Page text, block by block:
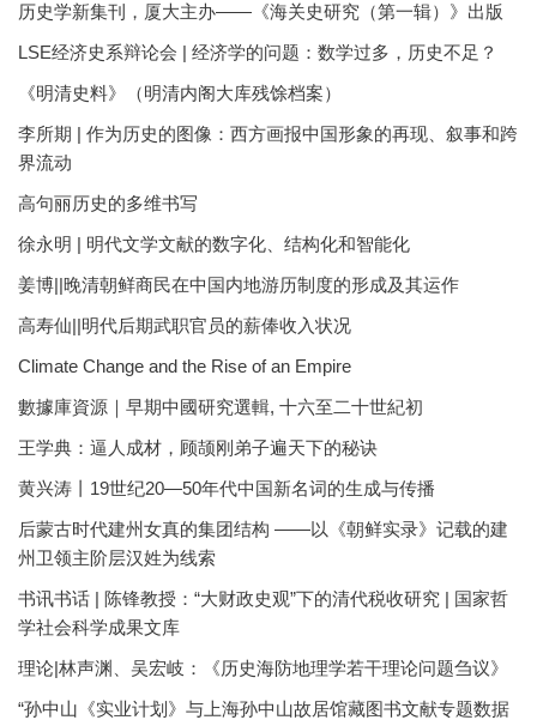
历史学新集刊，厦大主办——《海关史研究（第一辑）》出版
LSE经济史系辩论会 | 经济学的问题：数学过多，历史不足？
《明清史料》（明清内阁大库残馀档案）
李所期 | 作为历史的图像：西方画报中国形象的再现、叙事和跨
界流动
高句丽历史的多维书写
徐永明 | 明代文学文献的数字化、结构化和智能化
姜博||晚清朝鲜商民在中国内地游历制度的形成及其运作
高寿仙||明代后期武职官员的薪俸收入状况
Climate Change and the Rise of an Empire
數據庫資源｜早期中國研究選輯, 十六至二十世紀初
王学典：逼人成材，顾颉刚弟子遍天下的秘诀
黄兴涛丨19世纪20—50年代中国新名词的生成与传播
后蒙古时代建州女真的集团结构 ——以《朝鲜实录》记载的建
州卫领主阶层汉姓为线索
书讯书话 | 陈锋教授：“大财政史观”下的清代税收研究 | 国家哲
学社会科学成果文库
理论|林声渊、吴宏岐：《历史海防地理学若干理论问题刍议》
“孙中山《实业计划》与上海孙中山故居馆藏图书文献专题数据